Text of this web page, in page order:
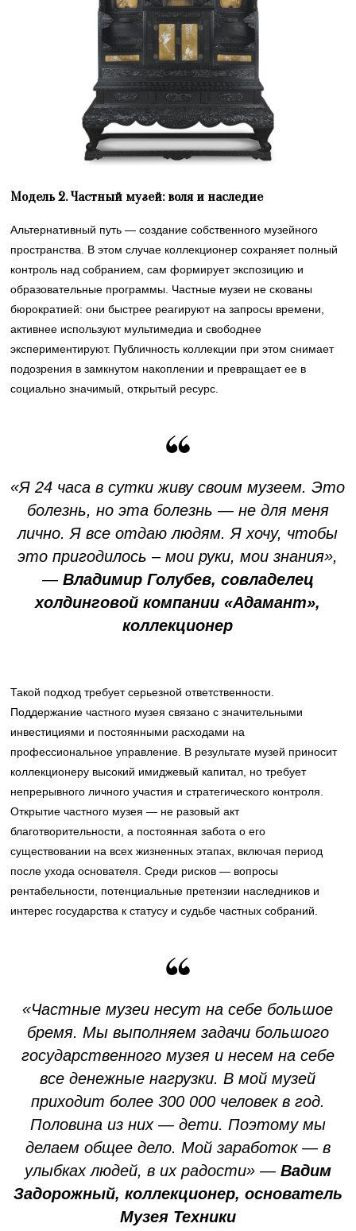
Модель 2. Частный музей: воля и наследие
Альтернативный путь — создание собственного музейного
пространства. В этом случае коллекционер сохраняет полный
контроль над собранием, сам формирует экспозицию и
образовательные программы. Частные музеи не скованы
бюрократией: они быстрее реагируют на запросы времени,
активнее используют мультимедиа и свободнее
экспериментируют. Публичность коллекции при этом снимает
подозрения в замкнутом накоплении и превращает ее в
социально значимый, открытый ресурс.
«Я 24 часа в сутки живу своим музеем. Это
болезнь, но эта болезнь — не для меня
лично. Я все отдаю людям. Я хочу, чтобы
это пригодилось – мои руки, мои знания»,
— Владимир Голубев, совладелец
холдинговой компании «Адамант»,
коллекционер
Такой подход требует серьезной ответственности.
Поддержание частного музея связано с значительными
инвестициями и постоянными расходами на
профессиональное управление. В результате музей приносит
коллекционеру высокий имиджевый капитал, но требует
непрерывного личного участия и стратегического контроля.
Открытие частного музея — не разовый акт
благотворительности, а постоянная забота о его
существовании на всех жизненных этапах, включая период
после ухода основателя. Среди рисков — вопросы
рентабельности, потенциальные претензии наследников и
интерес государства к статусу и судьбе частных собраний.
«Частные музеи несут на себе большое
бремя. Мы выполняем задачи большого
государственного музея и несем на себе
все денежные нагрузки. В мой музей
приходит более 300 000 человек в год.
Половина из них — дети. Поэтому мы
делаем общее дело. Мой заработок — в
улыбках людей, в их радости» — Вадим
Задорожный, коллекционер, основатель
Музея Техники